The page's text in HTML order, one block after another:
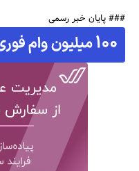
### پایان خبر رسمی